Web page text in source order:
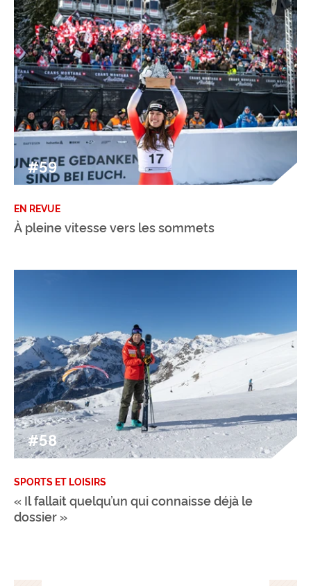
#59
EN REVUE
À pleine vitesse vers les sommets
#58
SPORTS ET LOISIRS
« Il fallait quelqu’un qui connaisse déjà le
dossier »